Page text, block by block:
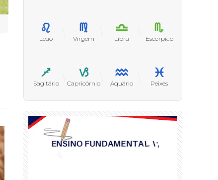
Leão Virgem Libra Escorpião
Sagitário Capricórnio Aquário Peixes